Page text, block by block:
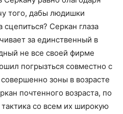
того, дабы людишки
Серкан глаза
за единственный в
не все своей фирме
погрызться совместно с
зоны в возрасте
почтенного возраста, по
со всем их широкую